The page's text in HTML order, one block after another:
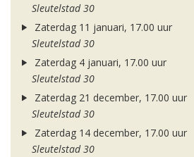
Sleutelstad 30
Zaterdag 11 januari, 17.00 uur
Sleutelstad 30
Zaterdag 4 januari, 17.00 uur
Sleutelstad 30
Zaterdag 21 december, 17.00 uur
Sleutelstad 30
Zaterdag 14 december, 17.00 uur
Sleutelstad 30